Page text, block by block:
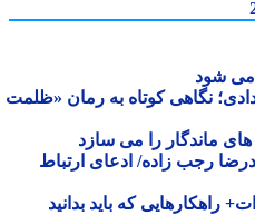
شود
نگاهی کوتاه به رمان «ظلمت
ماندگار را می سازد
رجب زاده/ ادعای ارتباط
که باید بدانید